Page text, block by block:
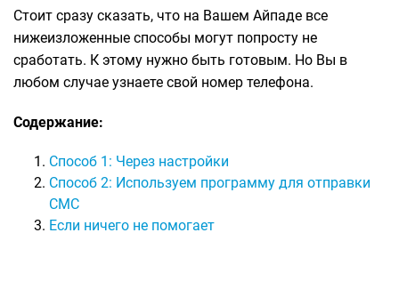
Стоит сразу сказать, что на Вашем Айпаде все
нижеизложенные способы могут попросту не
сработать. К этому нужно быть готовым. Но Вы в
любом случае узнаете свой номер телефона.
Содержание:
Способ 1: Через настройки
Способ 2: Используем программу для отправки
СМС
Если ничего не помогает